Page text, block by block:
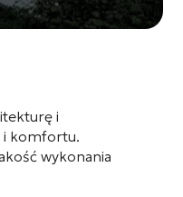
i
i komfortu.
wykonania